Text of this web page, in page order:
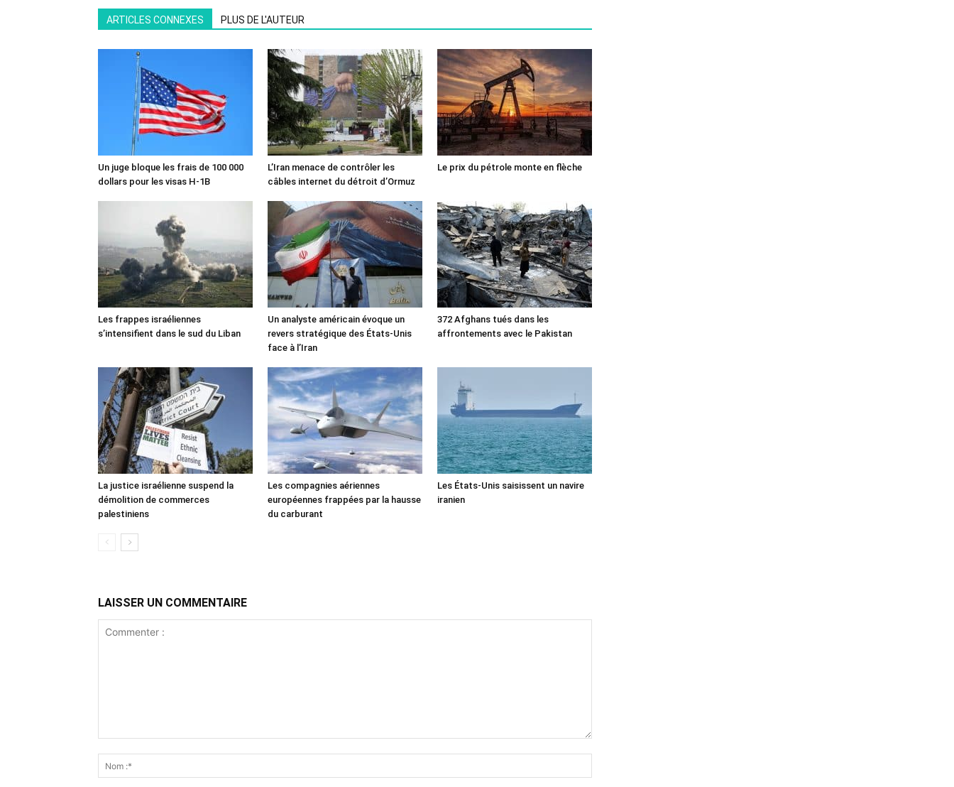
ARTICLES CONNEXES PLUS DE L'AUTEUR
Un juge bloque les frais de 100 000
dollars pour les visas H-1B
L’Iran menace de contrôler les
câbles internet du détroit d’Ormuz
Le prix du pétrole monte en flèche
Les frappes israéliennes
s’intensifient dans le sud du Liban
Un analyste américain évoque un
revers stratégique des États-Unis
face à l’Iran
372 Afghans tués dans les
affrontements avec le Pakistan
La justice israélienne suspend la
démolition de commerces
palestiniens
Les compagnies aériennes
européennes frappées par la hausse
du carburant
Les États-Unis saisissent un navire
iranien
LAISSER UN COMMENTAIRE